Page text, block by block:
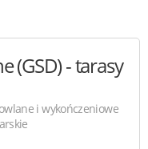
(GSD) - tarasy
i wykończeniowe